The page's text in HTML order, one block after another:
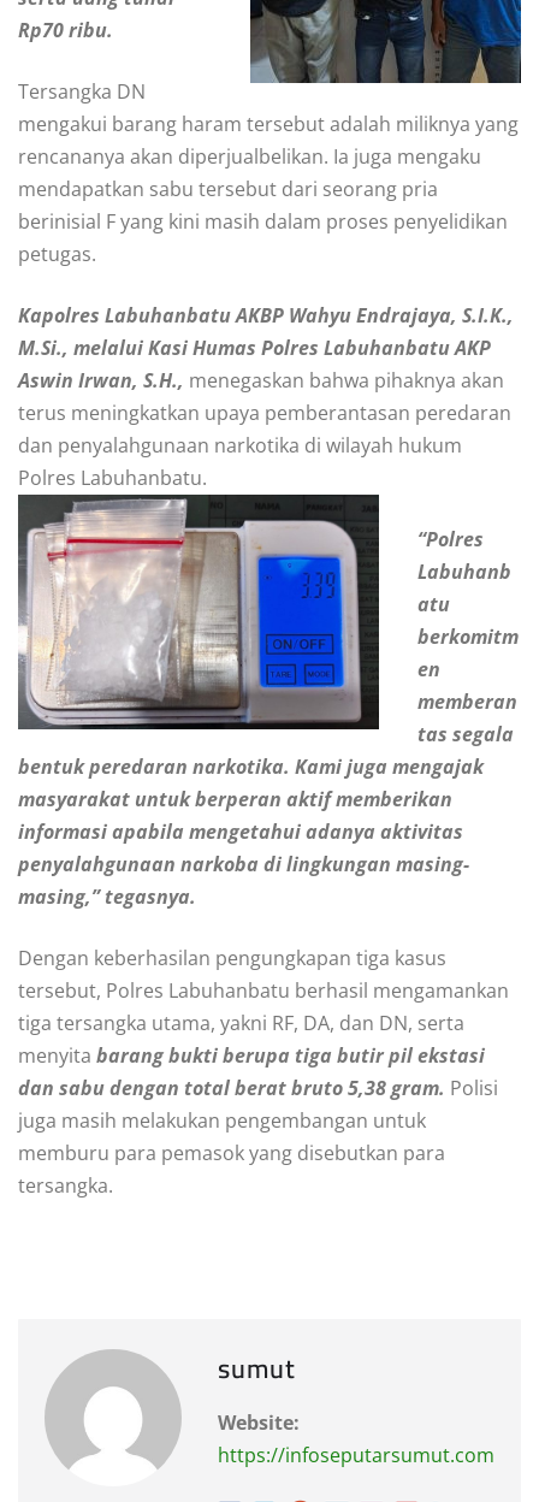
Rp70 ribu.
Tersangka DN
mengakui barang haram tersebut adalah miliknya yang
rencananya akan diperjualbelikan. Ia juga mengaku
mendapatkan sabu tersebut dari seorang pria
berinisial F yang kini masih dalam proses penyelidikan
petugas.
Kapolres Labuhanbatu AKBP Wahyu Endrajaya, S.I.K.,
M.Si., melalui Kasi Humas Polres Labuhanbatu AKP
Aswin Irwan, S.H., menegaskan bahwa pihaknya akan
terus meningkatkan upaya pemberantasan peredaran
dan penyalahgunaan narkotika di wilayah hukum
Polres Labuhanbatu.
“Polres
Labuhanb
atu
berkomitm
en
memberan
tas segala
bentuk peredaran narkotika. Kami juga mengajak
masyarakat untuk berperan aktif memberikan
informasi apabila mengetahui adanya aktivitas
penyalahgunaan narkoba di lingkungan masing-
masing,” tegasnya.
Dengan keberhasilan pengungkapan tiga kasus
tersebut, Polres Labuhanbatu berhasil mengamankan
tiga tersangka utama, yakni RF, DA, dan DN, serta
menyita barang bukti berupa tiga butir pil ekstasi
dan sabu dengan total berat bruto 5,38 gram. Polisi
juga masih melakukan pengembangan untuk
memburu para pemasok yang disebutkan para
tersangka.
sumut
Website:
https://infoseputarsumut.com